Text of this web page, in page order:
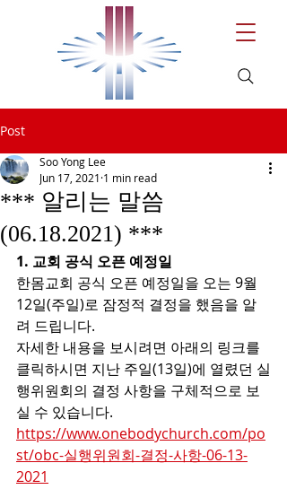
Post
*** 알리는 말씀
(06.18.2021) ***
Soo Yong Lee
Jun 17, 2021 1 min read
1. 교회 공식 오픈 예정일
한몸교회 공식 오픈 예정일을 오는 9월
12일(주일)로 잠정적 결정을 했음을 알
려 드립니다.
자세한 내용을 보시려면 아래의 링크를
클릭하시면 지난 주일(13일)에 열렸던 실
행위원회의 결정 사항을 구체적으로 보
실 수 있습니다.
https://www.onebodychurch.com/po
st/obc-실행위원회-결정-사항-06-13-
2021